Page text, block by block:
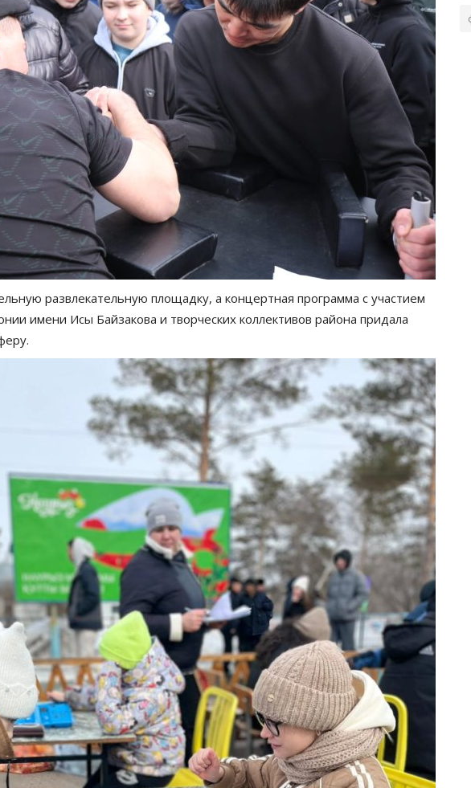
развлекательную площадку, а концертная программа с участием
имени Исы Байзакова и творческих коллективов района придала